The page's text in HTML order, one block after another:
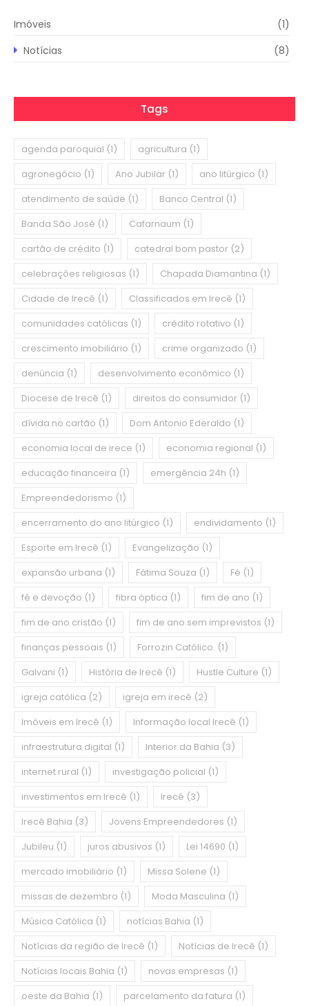
Imóveis
(1)
Notícias
(8)
Tags
agenda paroquial (1) agricultura (1)
agronegócio (1) Ano Jubilar (1) ano litúrgico (1)
atendimento de saúde (1) Banco Central (1)
Banda São José (1) Cafarnaum (1)
cartão de crédito (1) catedral bom pastor (2)
celebrações religiosas (1) Chapada Diamantina (1)
Cidade de Irecê (1) Classificados em Irecê (1)
comunidades católicas (1) crédito rotativo (1)
crescimento imobiliário (1) crime organizado (1)
denúncia (1) desenvolvimento econômico (1)
Diocese de Irecê (1) direitos do consumidor (1)
dívida no cartão (1) Dom Antonio Ederaldo (1)
economia local de irece (1) economia regional (1)
educação financeira (1) emergência 24h (1)
Empreendedorismo (1)
encerramento do ano litúrgico (1) endividamento (1)
Esporte em Irecê (1) Evangelização (1)
expansão urbana (1) Fátima Souza (1) Fé (1)
fé e devoção (1) fibra óptica (1) fim de ano (1)
fim de ano cristão (1) fim de ano sem imprevistos (1)
finanças pessoais (1) Forrozin Católico. (1)
Galvani (1) História de Irecê (1) Hustle Culture (1)
igreja católica (2) igreja em irecê (2)
Imóveis em Irecê (1) Informação local Irecê (1)
infraestrutura digital (1) Interior da Bahia (3)
internet rural (1) investigação policial (1)
investimentos em Irecê (1) Irecê (3)
Irecê Bahia (3) Jovens Empreendedores (1)
Jubileu (1) juros abusivos (1) Lei 14690 (1)
mercado imobiliário (1) Missa Solene (1)
missas de dezembro (1) Moda Masculina (1)
Música Católica (1) notícias Bahia (1)
Notícias da região de Irecê (1) Notícias de Irecê (1)
Notícias locais Bahia (1) novas empresas (1)
oeste da Bahia (1) parcelamento da fatura (1)